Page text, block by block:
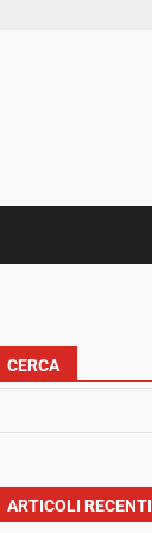
CERCA
ARTICOLI RECENTI